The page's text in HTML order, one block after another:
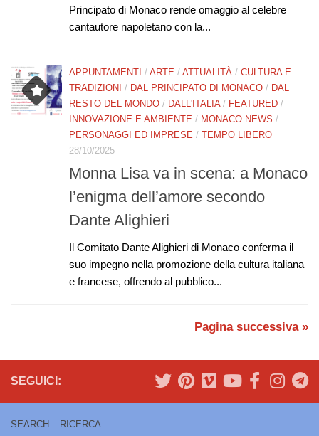
Principato di Monaco rende omaggio al celebre
cantautore napoletano con la...
APPUNTAMENTI / ARTE / ATTUALITÀ / CULTURA E
TRADIZIONI / DAL PRINCIPATO DI MONACO / DAL
RESTO DEL MONDO / DALL'ITALIA / FEATURED /
INNOVAZIONE E AMBIENTE / MONACO NEWS /
PERSONAGGI ED IMPRESE / TEMPO LIBERO
28/10/2025
Monna Lisa va in scena: a Monaco
l’enigma dell’amore secondo
Dante Alighieri
Il Comitato Dante Alighieri di Monaco conferma il
suo impegno nella promozione della cultura italiana
e francese, offrendo al pubblico...
Pagina successiva »
SEGUICI:
SEARCH – RICERCA